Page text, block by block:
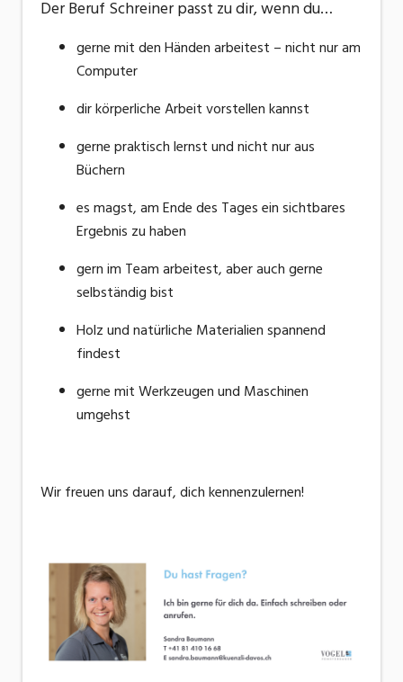
Der Beruf Schreiner passt zu dir, wenn du…
gerne mit den Händen arbeitest – nicht nur am
Computer
dir körperliche Arbeit vorstellen kannst
gerne praktisch lernst und nicht nur aus
Büchern
es magst, am Ende des Tages ein sichtbares
Ergebnis zu haben
gern im Team arbeitest, aber auch gerne
selbständig bist
Holz und natürliche Materialien spannend
findest
gerne mit Werkzeugen und Maschinen
umgehst
Wir freuen uns darauf, dich kennenzulernen!